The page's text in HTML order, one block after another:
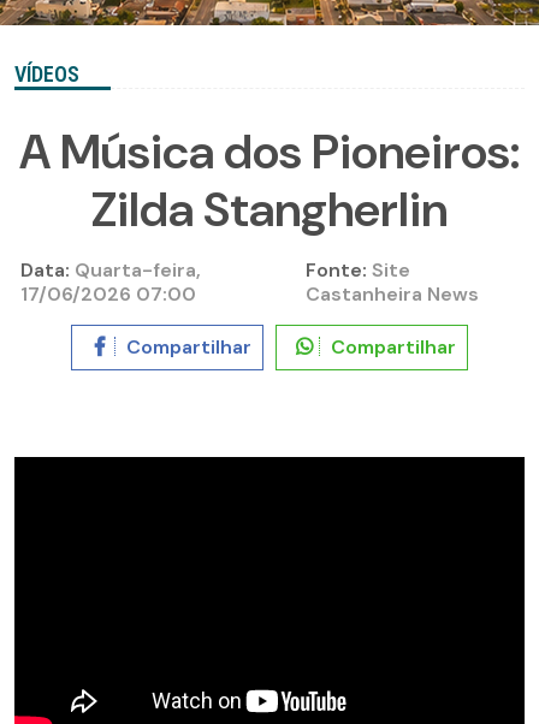
VÍDEOS
A Música dos Pioneiros:
Zilda Stangherlin
Data: Quarta-feira,
17/06/2026 07:00
Fonte: Site
Castanheira News
Compartilhar Compartilhar